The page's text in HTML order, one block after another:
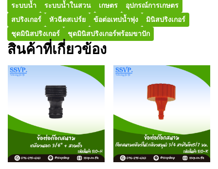
ระบบน้ำ ระบบน้ำในสวน เกษตร
อุปกรณ์การเกษตร
สปริงเกอร์
หัวฉีดสเปร์ย ข้อต่อเทปน้ำพุ่ง
มินิสปริงเกอร์
ชุดมินิสปริงเกอร์
ชุดมินิสปริงเกอร์พร้อมขาปัก
สินค้าที่เกี่ยวข้อง